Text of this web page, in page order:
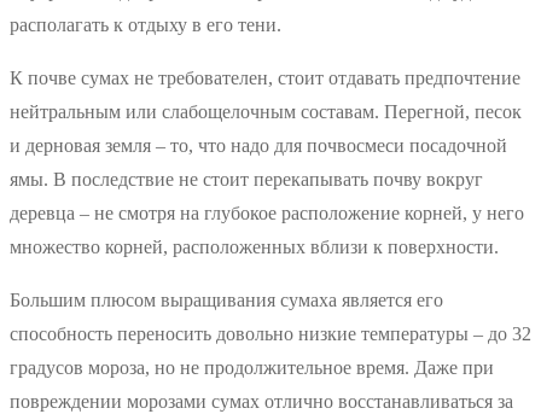
располагать к отдыху в его тени.
К почве сумах не требователен, стоит отдавать предпочтение
нейтральным или слабощелочным составам. Перегной, песок
и дерновая земля – то, что надо для почвосмеси посадочной
ямы. В последствие не стоит перекапывать почву вокруг
деревца – не смотря на глубокое расположение корней, у него
множество корней, расположенных вблизи к поверхности.
Большим плюсом выращивания сумаха является его
способность переносить довольно низкие температуры – до 32
градусов мороза, но не продолжительное время. Даже при
повреждении морозами сумах отлично восстанавливаться за